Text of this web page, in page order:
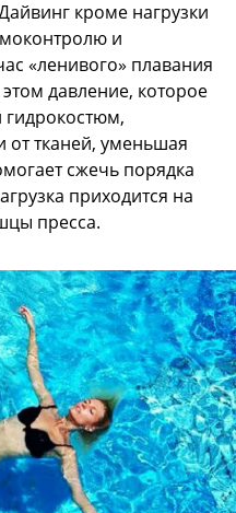
кроме нагрузки
и
«ленивого» плавания
давление, которое
гидрокостюм,
от тканей, уменьшая
сжечь порядка
приходится на
пресса.